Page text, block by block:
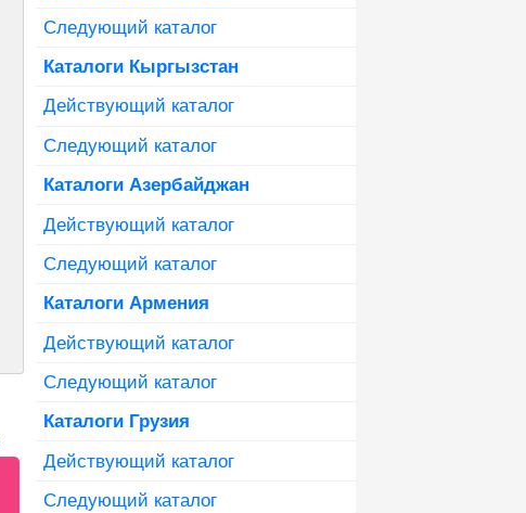
Следующий каталог
Каталоги Кыргызстан
Действующий каталог
Следующий каталог
Каталоги Азербайджан
Действующий каталог
Следующий каталог
Каталоги Армения
Действующий каталог
Следующий каталог
Каталоги Грузия
Действующий каталог
Следующий каталог